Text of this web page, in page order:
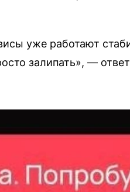
уже работают
залипать», —